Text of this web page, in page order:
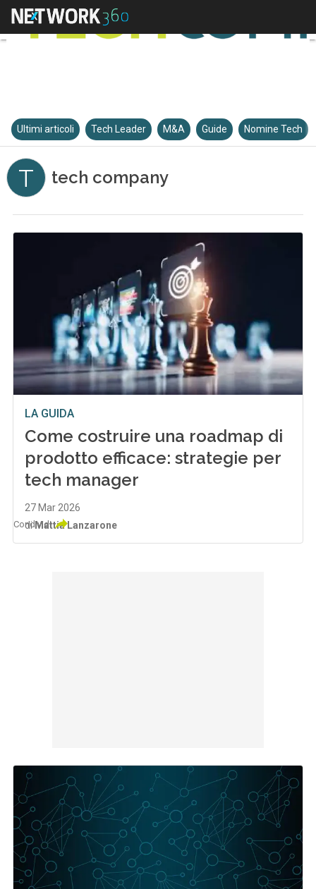
Ultimi articoli Tech Leader M&A Guide Nomine Tech
T tech company
LA GUIDA
Come costruire una roadmap di
prodotto efficace: strategie per
tech manager
27 Mar 2026
diMattia Lanzarone
Condividi